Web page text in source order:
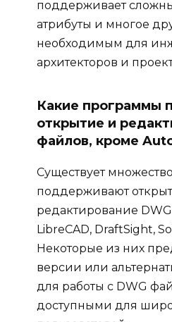
поддерживает
атрибуты и многое
необходимым для
архитекторов и
Какие программы
открытие и
файлов, кроме
Существует
поддерживают
редактирование
LibreCAD, DraftSight,
Некоторые из них
версии или
для работы с DWG
доступными для